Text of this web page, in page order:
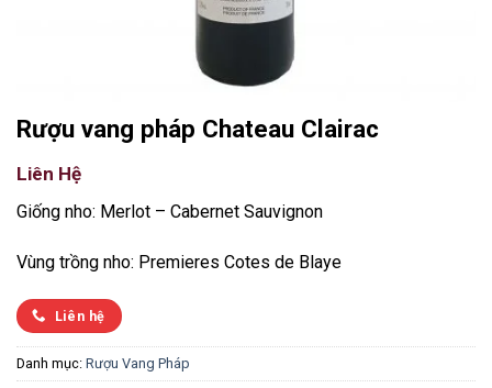
Rượu vang pháp Chateau Clairac
Liên Hệ
Giống nho: Merlot – Cabernet Sauvignon
Vùng trồng nho: Premieres Cotes de Blaye
Liên hệ
Danh mục: Rượu Vang Pháp